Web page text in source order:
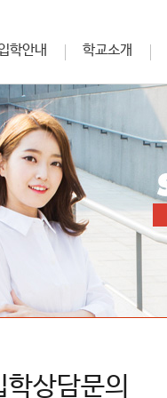
학안내 학교소개
학상담문의